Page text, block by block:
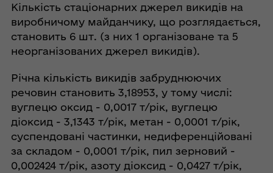
Кількість стаціонарних джерел викидів на
виробничому майданчику, що розглядається,
становить 6 шт. (з них 1 організоване та 5
неорганізованих джерел викидів).
Річна кількість викидів забруднюючих
речовин становить 3,18953, у тому числі:
вуглецю оксид - 0,0017 т/рік, вуглецю
діоксид - 3,1343 т/рік, метан - 0,0001 т/рік,
суспендовані частинки, недиференційовані
за складом - 0,0001 т/рік, пил зерновий -
0,002424 т/рік, азоту діоксид - 0,0427 т/рік,